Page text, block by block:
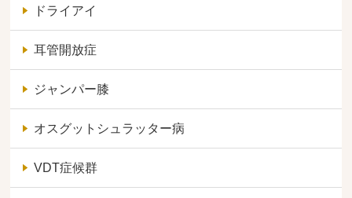
ドライアイ
耳管開放症
ジャンパー膝
オスグットシュラッター病
VDT症候群